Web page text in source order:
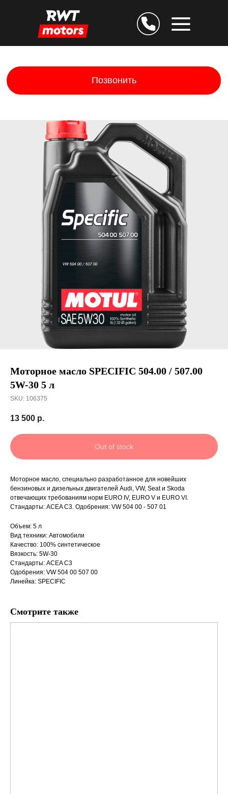
Дарим скидку 25% за
подтверждение E-mail
Остаёмся на связи
Позвонить
Моторное масло SPECIFIC 504.00 / 507.00
5W-30 5 л
SKU: 106375
13 500 р.
Out of stock
Моторное масло, специально разработанное для новейших
бензиновых и дизельных двигателей Audi, VW, Seat и Skoda
отвечающих требованиям норм EURO IV, EURO V и EURO VI.
Стандарты: ACEA C3. Одобрения: VW 504 00 - 507 01
Объем: 5 л
Вид техники: Автомобили
Качество: 100% синтетическое
Вязкость: 5W-30
Стандарты: ACEA C3
Одобрения: VW 504 00 507 00
Линейка: SPECIFIC
Смотрите также